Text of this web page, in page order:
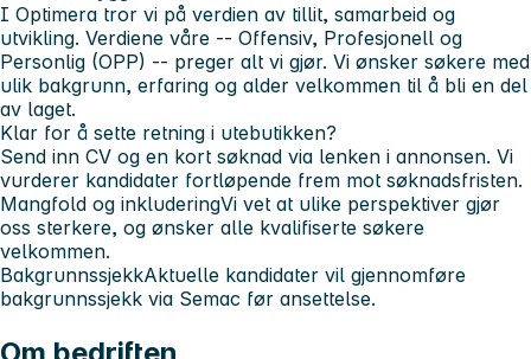
I Optimera tror vi på verdien av tillit, samarbeid og
utvikling. Verdiene våre -- Offensiv, Profesjonell og
Personlig (OPP) -- preger alt vi gjør. Vi ønsker søkere med
ulik bakgrunn, erfaring og alder velkommen til å bli en del
av laget.
Klar for å sette retning i utebutikken?
Send inn CV og en kort søknad via lenken i annonsen. Vi
vurderer kandidater fortløpende frem mot søknadsfristen.
Mangfold og inkluderingVi vet at ulike perspektiver gjør
oss sterkere, og ønsker alle kvalifiserte søkere
velkommen.
BakgrunnssjekkAktuelle kandidater vil gjennomføre
bakgrunnssjekk via Semac før ansettelse.